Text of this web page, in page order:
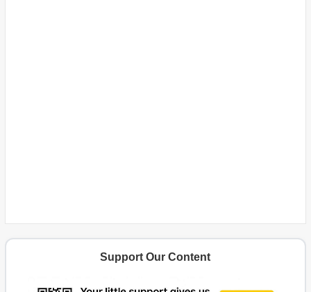
Support Our Content